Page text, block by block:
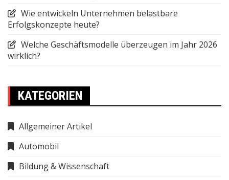
Wie entwickeln Unternehmen belastbare
Erfolgskonzepte heute?
Welche Geschäftsmodelle überzeugen im Jahr 2026
wirklich?
KATEGORIEN
Allgemeiner Artikel
Automobil
Bildung & Wissenschaft